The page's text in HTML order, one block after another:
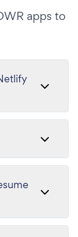
apps to